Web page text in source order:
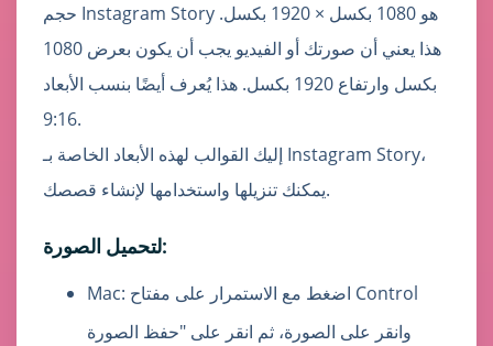
حجم Instagram Story هو 1080 بكسل × 1920 بكسل.
هذا يعني أن صورتك أو الفيديو يجب أن يكون بعرض 1080
بكسل وارتفاع 1920 بكسل. هذا يُعرف أيضًا بنسب الأبعاد
9:16.
إليك القوالب لهذه الأبعاد الخاصة بـ Instagram Story،
يمكنك تنزيلها واستخدامها لإنشاء قصصك.
لتحميل الصورة:
Mac: اضغط مع الاستمرار على مفتاح Control
وانقر على الصورة، ثم انقر على "حفظ الصورة